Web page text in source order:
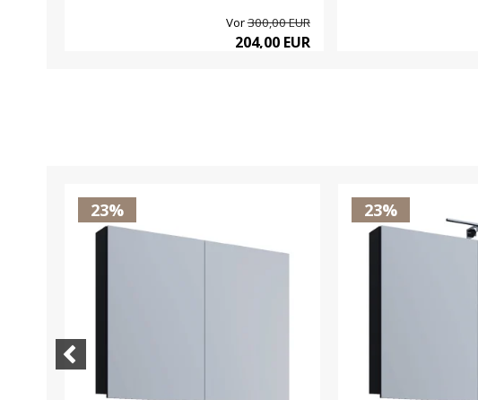
Vor300,00 EUR
204,00 EUR
23% 23%